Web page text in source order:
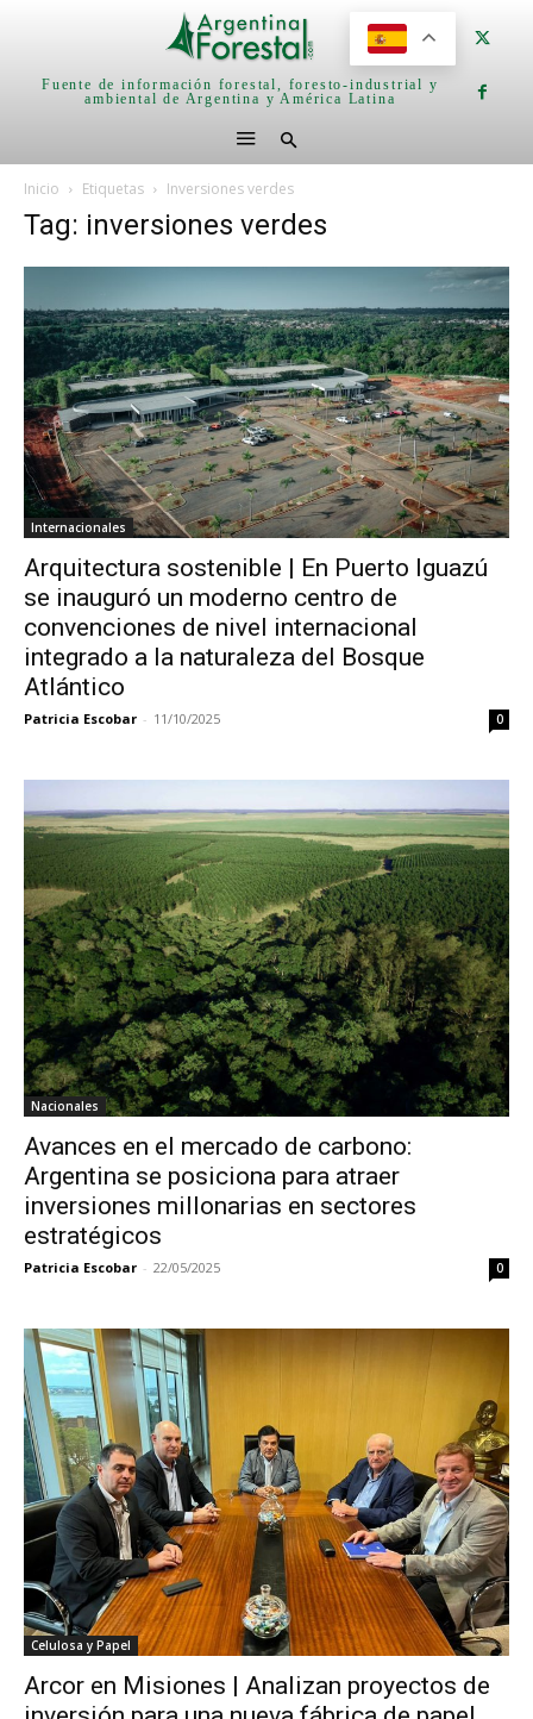
Fuente de información forestal, foresto-industrial y
ambiental de Argentina y América Latina
Inicio Etiquetas Inversiones verdes
Tag: inversiones verdes
Internacionales
Arquitectura sostenible | En Puerto Iguazú
se inauguró un moderno centro de
convenciones de nivel internacional
integrado a la naturaleza del Bosque
Atlántico
Patricia Escobar - 11/10/2025 0
Nacionales
Avances en el mercado de carbono:
Argentina se posiciona para atraer
inversiones millonarias en sectores
estratégicos
Patricia Escobar - 22/05/2025 0
Celulosa y Papel
Arcor en Misiones | Analizan proyectos de